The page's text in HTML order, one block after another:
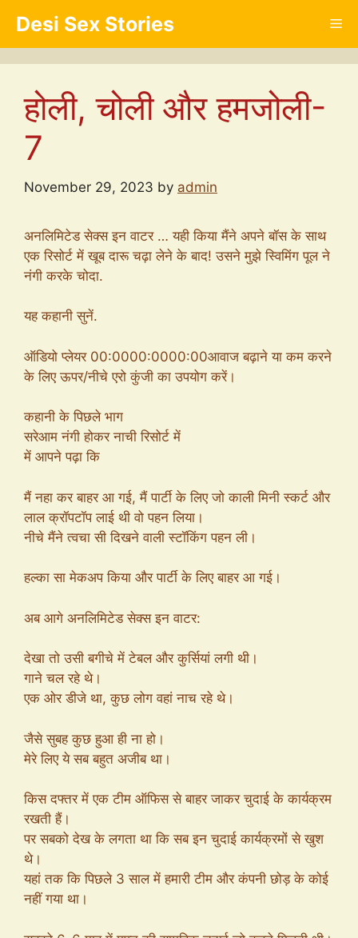
content
Desi Sex Stories
होली, चोली और हमजोली-
7
November 29, 2023 by admin
अनलिमिटेड सेक्स इन वाटर … यही किया मैंने अपने बॉस के साथ
एक रिसोर्ट में खूब दारू चढ़ा लेने के बाद! उसने मुझे स्विमिंग पूल ने
नंगी करके चोदा.
यह कहानी सुनें.
ऑडियो प्लेयर 00:0000:0000:00आवाज बढ़ाने या कम करने
के लिए ऊपर/नीचे एरो कुंजी का उपयोग करें।
कहानी के पिछले भाग
सरेआम नंगी होकर नाची रिसोर्ट में
में आपने पढ़ा कि
मैं नहा कर बाहर आ गई, मैं पार्टी के लिए जो काली मिनी स्कर्ट और
लाल क्रॉपटॉप लाई थी वो पहन लिया।
नीचे मैंने त्वचा सी दिखने वाली स्टॉकिंग पहन ली।
हल्का सा मेकअप किया और पार्टी के लिए बाहर आ गई।
अब आगे अनलिमिटेड सेक्स इन वाटर:
देखा तो उसी बगीचे में टेबल और कुर्सियां लगी थी।
गाने चल रहे थे।
एक ओर डीजे था, कुछ लोग वहां नाच रहे थे।
जैसे सुबह कुछ हुआ ही ना हो।
मेरे लिए ये सब बहुत अजीब था।
किस दफ्तर में एक टीम ऑफिस से बाहर जाकर चुदाई के कार्यक्रम
रखती हैं।
पर सबको देख के लगता था कि सब इन चुदाई कार्यक्रमों से खुश
थे।
यहां तक कि पिछले 3 साल में हमारी टीम और कंपनी छोड़ के कोई
नहीं गया था।